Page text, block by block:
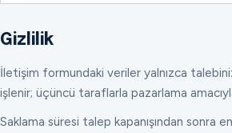
Gizlilik
İletişim formundaki veriler yalnızca
işlenir; üçüncü taraflarla pazarlama
Saklama süresi talep kapanışından sonra